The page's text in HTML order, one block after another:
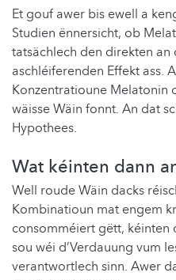
Et gouf awer bis ewell a
Studien ënnersicht, ob
tatsächlech den direkten
aschléiferenden Effekt ass.
Konzentratioune Melatonin
wäisse Wäin fonnt. An dat
Hypothees.
Wat kéinten dann
Well roude Wäin dacks
Kombinatioun mat engem
consomméiert gëtt, kéinten
sou wéi d’Verdauung vum
verantwortlech sinn. Awer